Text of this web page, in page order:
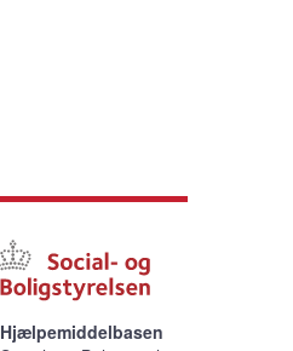
Hjælpemiddelbasen